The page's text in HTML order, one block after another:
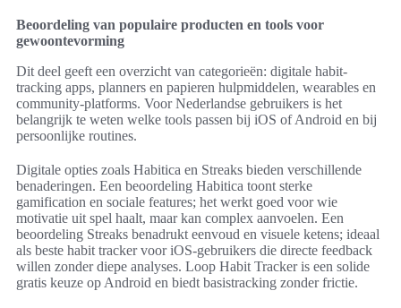
Beoordeling van populaire producten en tools voor
gewoontevorming
Dit deel geeft een overzicht van categorieën: digitale habit-
tracking apps, planners en papieren hulpmiddelen, wearables en
community-platforms. Voor Nederlandse gebruikers is het
belangrijk te weten welke tools passen bij iOS of Android en bij
persoonlijke routines.
Digitale opties zoals Habitica en Streaks bieden verschillende
benaderingen. Een beoordeling Habitica toont sterke
gamification en sociale features; het werkt goed voor wie
motivatie uit spel haalt, maar kan complex aanvoelen. Een
beoordeling Streaks benadrukt eenvoud en visuele ketens; ideaal
als beste habit tracker voor iOS-gebruikers die directe feedback
willen zonder diepe analyses. Loop Habit Tracker is een solide
gratis keuze op Android en biedt basistracking zonder frictie.